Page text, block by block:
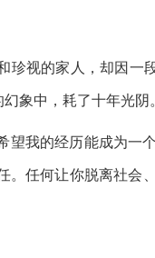
珍视的家人，却因一
幻象中，耗了十年光
望我的经历能成为一
。任何让你脱离社会